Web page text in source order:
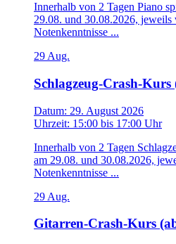
Innerhalb von 2 Tagen Piano
29.08. und 30.08.2026,
Notenkenntnisse ...
29 Aug.
Schlagzeug-Crash-Kurs
Datum: 29. August 2026
Uhrzeit: 15:00 bis 17:00 Uhr
Innerhalb von 2 Tagen
am 29.08. und 30.08.2026,
Notenkenntnisse ...
29 Aug.
Gitarren-Crash-Kurs